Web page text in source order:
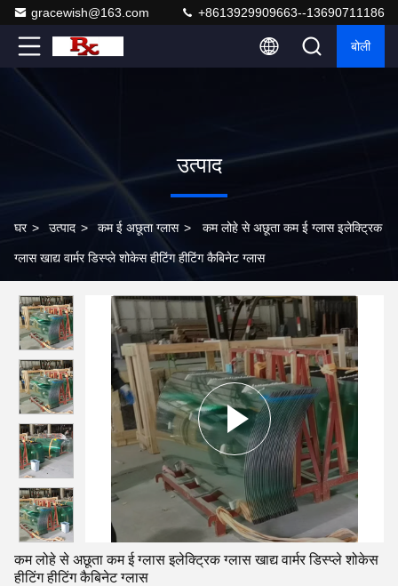
gracewish@163.com +8613929909663--13690711186
बोली
उत्पाद
घर > उत्पाद > कम ई अछूता ग्लास > कम लोहे से अछूता कम ई ग्लास इलेक्ट्रिक
ग्लास खाद्य वार्मर डिस्प्ले शोकेस हीटिंग हीटिंग कैबिनेट ग्लास
कम लोहे से अछूता कम ई ग्लास इलेक्ट्रिक ग्लास खाद्य वार्मर डिस्प्ले शोकेस
हीटिंग हीटिंग कैबिनेट ग्लास